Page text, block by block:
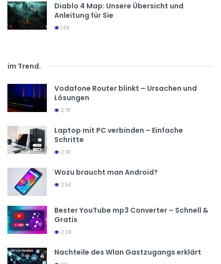
Diablo 4 Map: Unsere Übersicht und
Anleitung für Sie
1.6K
im Trend.
Vodafone Router blinkt – Ursachen und
Lösungen
2.7K
Laptop mit PC verbinden – Einfache
Schritte
2.7K
Wozu braucht man Android?
2.5K
Bester YouTube mp3 Converter – Schnell &
Gratis
2.2K
Nachteile des Wlan Gastzugangs erklärt